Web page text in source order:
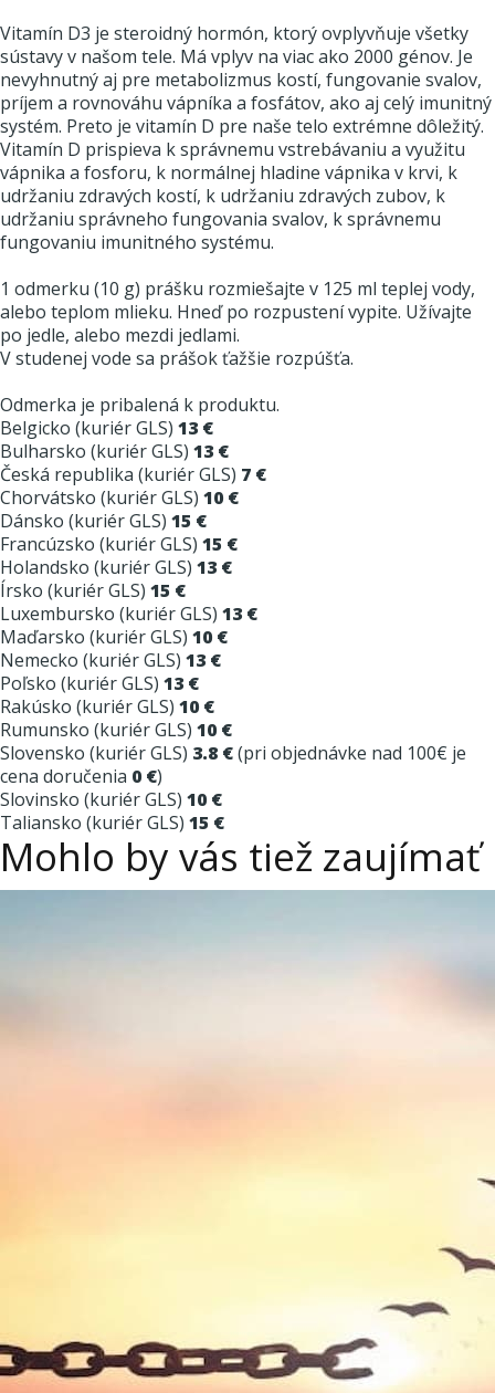
Vitamín D3 je steroidný hormón, ktorý ovplyvňuje všetky
sústavy v našom tele. Má vplyv na viac ako 2000 génov. Je
nevyhnutný aj pre metabolizmus kostí, fungovanie svalov,
príjem a rovnováhu vápníka a fosfátov, ako aj celý imunitný
systém. Preto je vitamín D pre naše telo extrémne dôležitý.
Vitamín D prispieva k správnemu vstrebávaniu a využitu
vápnika a fosforu, k normálnej hladine vápnika v krvi, k
udržaniu zdravých kostí, k udržaniu zdravých zubov, k
udržaniu správneho fungovania svalov, k správnemu
fungovaniu imunitného systému.
1 odmerku (10 g) prášku rozmiešajte v 125 ml teplej vody,
alebo teplom mlieku. Hneď po rozpustení vypite. Užívajte
po jedle, alebo mezdi jedlami.
V studenej vode sa prášok ťažšie rozpúšťa.
Odmerka je pribalená k produktu.
Belgicko (kuriér GLS) 13 €
Bulharsko (kuriér GLS) 13 €
Česká republika (kuriér GLS) 7 €
Chorvátsko (kuriér GLS) 10 €
Dánsko (kuriér GLS) 15 €
Francúzsko (kuriér GLS) 15 €
Holandsko (kuriér GLS) 13 €
Írsko (kuriér GLS) 15 €
Luxembursko (kuriér GLS) 13 €
Maďarsko (kuriér GLS) 10 €
Nemecko (kuriér GLS) 13 €
Poľsko (kuriér GLS) 13 €
Rakúsko (kuriér GLS) 10 €
Rumunsko (kuriér GLS) 10 €
Slovensko (kuriér GLS) 3.8 €(pri objednávke nad 100€ je
cena doručenia 0 €)
Slovinsko (kuriér GLS) 10 €
Taliansko (kuriér GLS) 15 €
Mohlo by vás tiež zaujímať